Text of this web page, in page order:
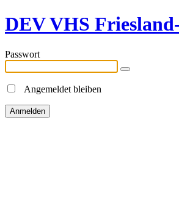
DEV VHS
Passwort
Angemeldet bleiben